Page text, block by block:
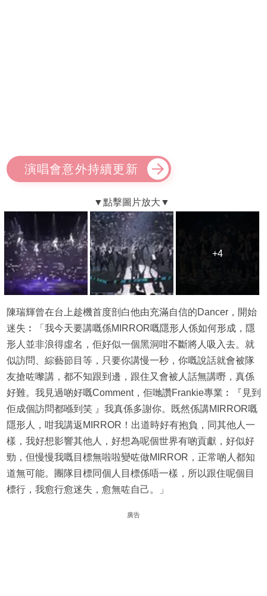
演唱會意外持續更新
+4
+4
陳瑞輝曾在台上趁機首度剖白他由充滿自信的Dancer，開始
迷失︰「我今天要講嘅係MIRROR嘅隱形人係如何形成，隱
形人並非浪得虛名，佢好似一個黑洞咁不斷將人吸入去。就
似訪問、綜藝節目等，只要你講慢一秒，你嘅說話就會被隊
友搶咗嚟講，都不知跟到邊，跟住又會被人話無講嘢，真係
好難。我見過啲好嘅Comment，佢哋讚Frankie專業︰『見到
佢成個訪問都喺到笑 』我真係多謝你。既然係講MIRROR嘅
隱形人，咁我講返MIRROR！出道時好有抱負，同其他人一
樣，我好想影響其他人，好想為呢個世界有啲貢獻，好似好
勁，但慢慢我嘅目標無啦啦變咗做MIRROR，正常啲人都知
道無可能。團隊目標同個人目標係唔一樣，所以跟住呢個目
標行，我愈行愈迷失，愈無咗自己。」
廣告